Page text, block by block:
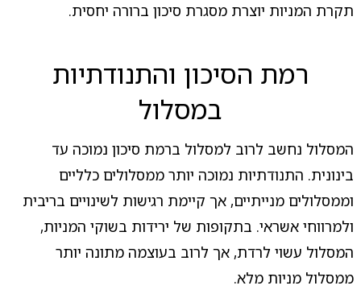
תקרת המניות יוצרת מסגרת סיכון ברורה יחסית.
רמת הסיכון והתנודתיות
במסלול
המסלול נחשב לרוב למסלול ברמת סיכון נמוכה עד
בינונית. התנודתיות נמוכה יותר ממסלולים כלליים
וממסלולים מנייתיים, אך קיימת רגישות לשינויים בריבית
ולמרווחי אשראי. בתקופות של ירידות בשוקי המניות,
המסלול עשוי לרדת, אך לרוב בעוצמה מתונה יותר
ממסלול מניות מלא.